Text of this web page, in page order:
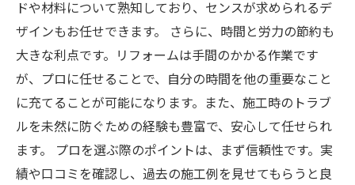
ドや材料について熟知しており、センスが求められるデ
ザインもお任せできます。 さらに、時間と労力の節約も
大きな利点です。リフォームは手間のかかる作業です
が、プロに任せることで、自分の時間を他の重要なこと
に充てることが可能になります。また、施工時のトラブ
ルを未然に防ぐための経験も豊富で、安心して任せられ
ます。 プロを選ぶ際のポイントは、まず信頼性です。実
績や口コミを確認し、過去の施工例を見せてもらうと良